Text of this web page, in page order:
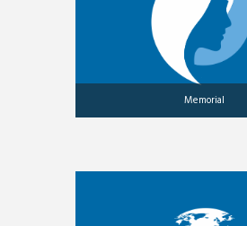
Memorial